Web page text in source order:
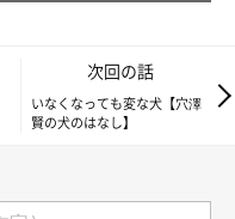
次回の話
いなくなっても変な犬【穴澤
賢の犬のはなし】